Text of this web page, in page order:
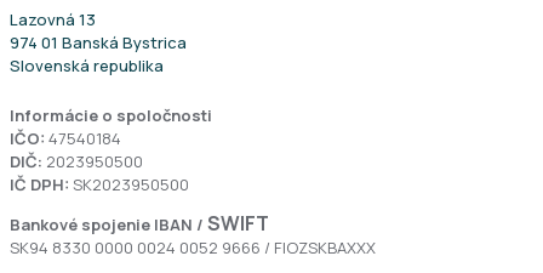
Lazovná 13
974 01 Banská Bystrica
Slovenská republika
Informácie o spoločnosti
IČO: 47540184
DIČ: 2023950500
IČ DPH: SK2023950500
Bankové spojenie IBAN / SWIFT
SK94 8330 0000 0024 0052 9666 / FIOZSKBAXXX